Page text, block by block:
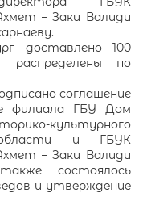
– Заки Валиди
доставлено 100
распределены по
соглашение
филиала ГБУ Дом
культурного
и ГБУК
– Заки Валиди
состоялось
и утверждение